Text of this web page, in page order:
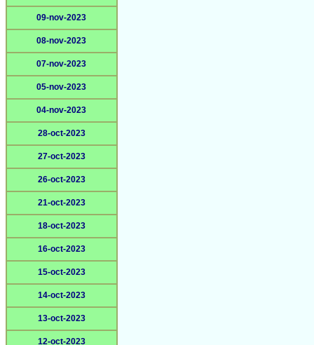
09-nov-2023
08-nov-2023
07-nov-2023
05-nov-2023
04-nov-2023
28-oct-2023
27-oct-2023
26-oct-2023
21-oct-2023
18-oct-2023
16-oct-2023
15-oct-2023
14-oct-2023
13-oct-2023
12-oct-2023